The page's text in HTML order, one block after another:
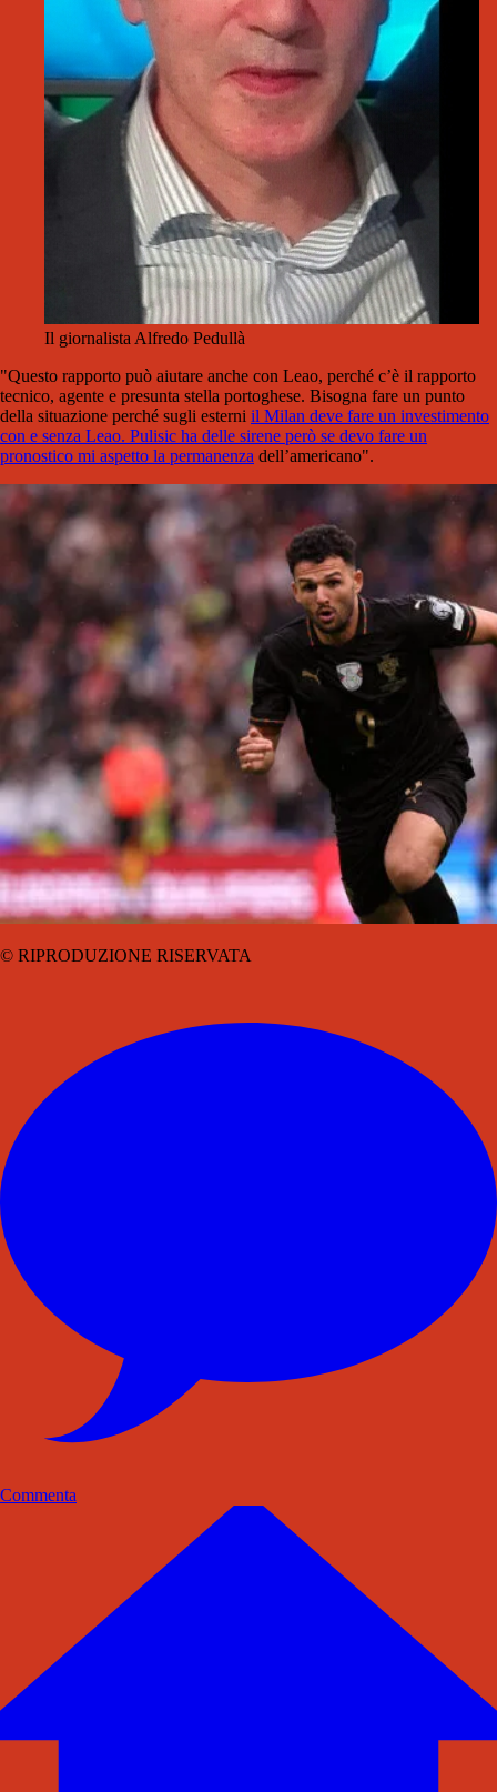
Il giornalista Alfredo Pedullà
"Questo rapporto può aiutare anche con Leao, perché c’è il rapporto
tecnico, agente e presunta stella portoghese. Bisogna fare un punto
della situazione perché sugli esterni il Milan deve fare un investimento
con e senza Leao. Pulisic ha delle sirene però se devo fare un
pronostico mi aspetto la permanenza dell’americano".
© RIPRODUZIONE RISERVATA
Commenta